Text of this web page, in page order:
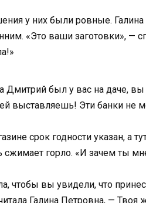
у них были ровные. Галина
«Это ваши заготовки», —
Дмитрий был у вас на даче,
выставляешь! Эти банки не
срок годности указан, а
сжимает горло. «И зачем ты
чтобы вы увидели, что
Галина Петровна, —